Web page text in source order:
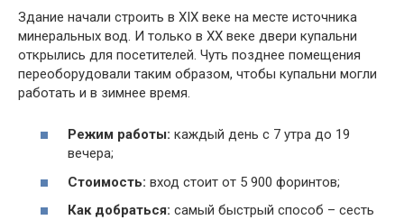
Здание начали строить в XIX веке на месте источника
минеральных вод. И только в XX веке двери купальни
открылись для посетителей. Чуть позднее помещения
переоборудовали таким образом, чтобы купальни могли
работать и в зимнее время.
Режим работы: каждый день с 7 утра до 19
вечера;
Стоимость: вход стоит от 5 900 форинтов;
Как добраться: самый быстрый способ – сесть